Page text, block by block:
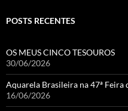
POSTS RECENTES
OS MEUS CINCO TESOUROS
30/06/2026
Aquarela Brasileira na 47ª
16/06/2026